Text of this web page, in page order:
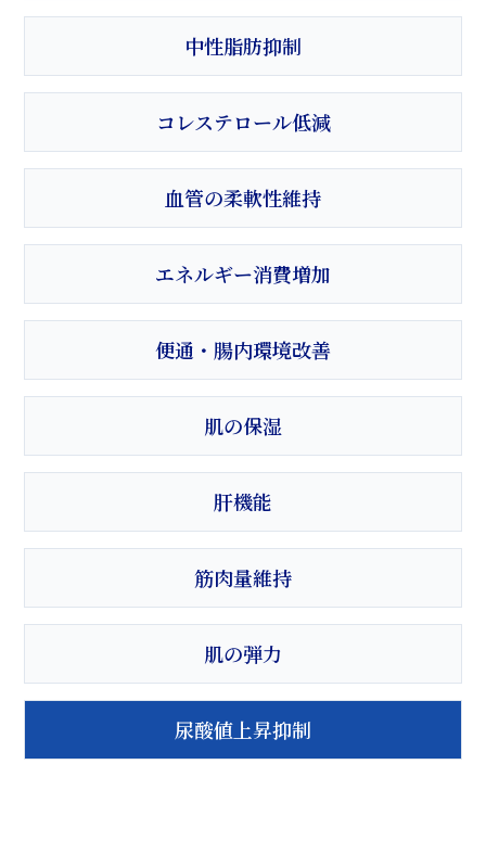
中性脂肪抑制
コレステロール低減
血管の柔軟性維持
エネルギー消費増加
便通・腸内環境改善
肌の保湿
肝機能
筋肉量維持
肌の弾力
尿酸値上昇抑制